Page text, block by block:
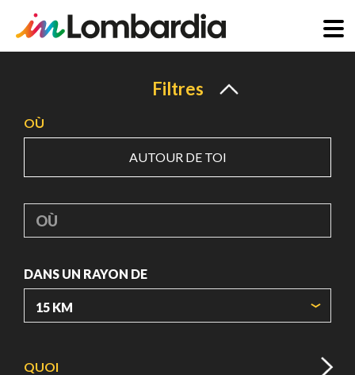
principal
Filtres
OÙ
AUTOUR DE TOI
OÙ
DANS UN RAYON DE
QUOI